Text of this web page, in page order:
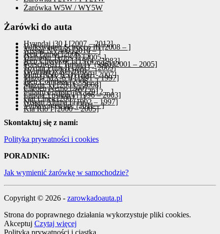
Żarówka W5W / WY5W
Żarówki do auta
Hyundai i30 I [2007 – 2012]
Volkswagen Scirocco III [2008 – ]
Nissan NV400 [2010 – ]
Jeep Patriot [2006 – ]
Daihatsu Terios J2 [2005-]
Jeep Cherokee I [1974 – 1983]
Porsche 911 Turbo IV (996) [2001 – 2005]
Toyota Prius II [2003 – 2009]
Hyundai ix20 [2010 – ]
Mini (R50, R53) [2001-2007]
Mazda MX-6 II [1991 – 1997]
Jeep Compass [2006 – ]
Mazda 3 I [2003 – 2008]
Citroen Nemo [2007 – ]
Subaru Forester IV [2012 – ]
Lancia Ypsilon I [1996 – 2003]
Fiat Linea [2007 – ]
Nissan Altima I [1992 – 1997]
Volkswagen up! [2011 – ]
Kia Rio I [2000 – 2005]
Skontaktuj się z nami:
Polityka prywatności i cookies
PORADNIK:
Jak wymienić żarówkę w samochodzie?
Copyright © 2026 - zarowkadoauta.pl
Strona do poprawnego działania wykorzystuje pliki cookies.
Akceptuj Czytaj więcej
Polityka prywatności i ciastka